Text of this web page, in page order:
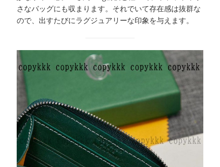
さなバッグにも収まります。それでいて存在感は抜群な
ので、出すたびにラグジュアリーな印象を与えます。